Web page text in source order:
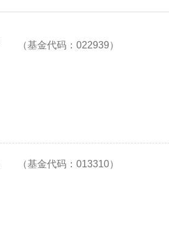
（基金代码：022939）
（基金代码：013310）